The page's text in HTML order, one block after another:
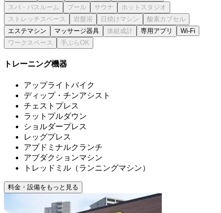
エステマシン マッサージ器具 専用アプリ Wi-Fi
トレーニング機器
アップライトバイク
ディップ・チンアシスト
チェストプレス
ラットプルダウン
ショルダープレス
レッグプレス
アブドミナルクランチ
アブダクションマシン
トレッドミル（ランニングマシン）
料金・設備をもっと見る